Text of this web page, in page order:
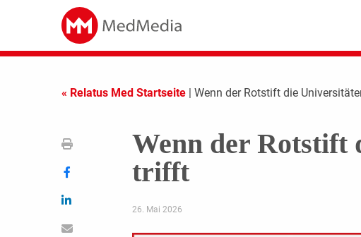
« Relatus Med Startseite | Wenn der Rotstift die
Wenn der Rotstift
trifft
26. Mai 2026